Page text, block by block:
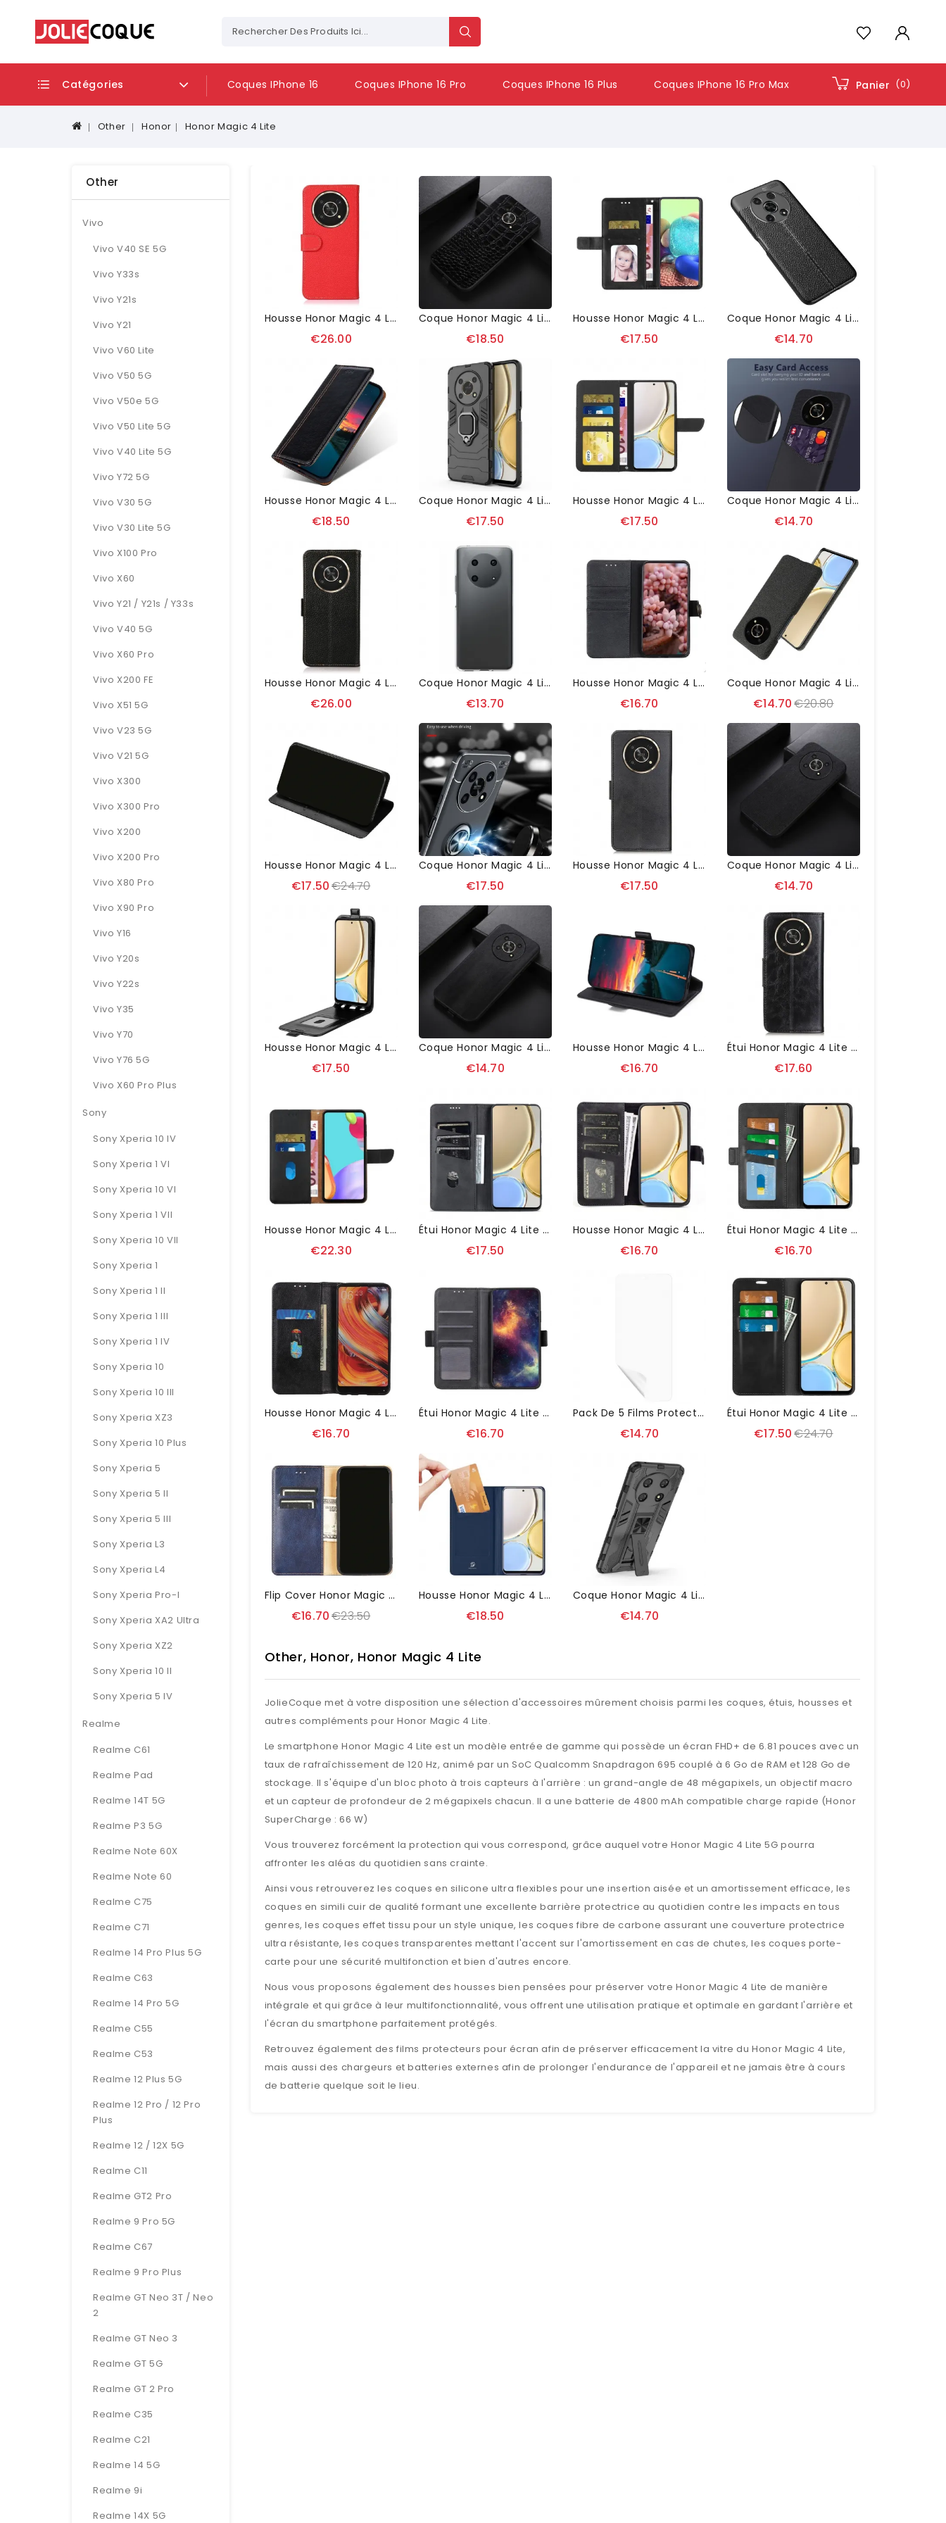
Panier (0)
Catégories Coques IPhone 16 Coques IPhone 16 Pro Coques IPhone 16 Plus Coques IPhone 16 Pro Max
Other Honor Honor Magic 4 Lite
Other
Vivo
Vivo V40 SE 5G
Vivo Y33s
Vivo Y21s
Vivo Y21
Vivo V60 Lite
Vivo V50 5G
Vivo V50e 5G
Vivo V50 Lite 5G
Vivo V40 Lite 5G
Vivo Y72 5G
Vivo V30 5G
Vivo V30 Lite 5G
Vivo X100 Pro
Vivo X60
Vivo Y21 / Y21s / Y33s
Vivo V40 5G
Vivo X60 Pro
Vivo X200 FE
Vivo X51 5G
Vivo V23 5G
Vivo V21 5G
Vivo X300
Vivo X300 Pro
Vivo X200
Vivo X200 Pro
Vivo X80 Pro
Vivo X90 Pro
Vivo Y16
Vivo Y20s
Vivo Y22s
Vivo Y35
Vivo Y70
Vivo Y76 5G
Vivo X60 Pro Plus
Sony
Sony Xperia 10 IV
Sony Xperia 1 VI
Sony Xperia 10 VI
Sony Xperia 1 VII
Sony Xperia 10 VII
Sony Xperia 1
Sony Xperia 1 II
Sony Xperia 1 III
Sony Xperia 1 IV
Sony Xperia 10
Sony Xperia 10 III
Sony Xperia XZ3
Sony Xperia 10 Plus
Sony Xperia 5
Sony Xperia 5 II
Sony Xperia 5 III
Sony Xperia L3
Sony Xperia L4
Sony Xperia Pro-I
Sony Xperia XA2 Ultra
Sony Xperia XZ2
Sony Xperia 10 II
Sony Xperia 5 IV
Realme
Realme C61
Realme Pad
Realme 14T 5G
Realme P3 5G
Realme Note 60X
Realme Note 60
Realme C75
Realme C71
Realme 14 Pro Plus 5G
Realme C63
Realme 14 Pro 5G
Realme C55
Realme C53
Realme 12 Plus 5G
Realme 12 Pro / 12 Pro
Plus
Realme 12 / 12X 5G
Realme C11
Realme GT2 Pro
Realme 9 Pro 5G
Realme C67
Realme 9 Pro Plus
Realme GT Neo 3T / Neo
2
Realme GT Neo 3
Realme GT 5G
Realme GT 2 Pro
Realme C35
Realme C21
Realme 14 5G
Realme 9i
Realme 14X 5G
Housse Honor Magic 4 Lite 5G Cuir Grainé KHAZNEH
€26.00
Coque Honor Magic 4 Lite 5G Colette Cuir Effet Croco
€18.50
Housse Honor Magic 4 Lite 5G Effet Cuir Y Lines
€17.50
Coque Honor Magic 4 Lite 5G Flexible Finition Grainé
€14.70
Housse Honor Magic 4 Lite 5G Flip Folio Coutures
€18.50
Coque Honor Magic 4 Lite 5G La Bélinda Ultra Protectrice
€17.50
Housse Honor Magic 4 Lite 5G Illustration Papillon Et Fleurs
€17.50
Coque Honor Magic 4 Lite 5G Olympus Effet Cuir
€14.70
Housse Honor Magic 4 Lite 5G KHAZNEH Cuir Grainé First
€26.00
Coque Honor Magic 4 Lite 5G Prem's Transparente
€13.70
Housse Honor Magic 4 Lite 5G KHAZNEH Imitation Cuir
€16.70
Coque Honor Magic 4 Lite 5G Revêtement Tissu
€14.70€20.80
Housse Honor Magic 4 Lite 5G LÉA Premium
€17.50€24.70
Coque Honor Magic 4 Lite 5G Silicone Avec Support Rotatif
€17.50
Housse Honor Magic 4 Lite 5G Marius Effet Cuir Mat
€17.50
Coque Honor Magic 4 Lite 5G Simili Cuir Effet Écorce
€14.70
Housse Honor Magic 4 Lite 5G Simili Cuir Avec Rabat Verticale
€17.50
Coque Honor Magic 4 Lite 5G Style Bois
€14.70
Housse Honor Magic 4 Lite 5G Simili Cuir Minimalist Business
€16.70
Étui Honor Magic 4 Lite 5G Edouard Simili Cuir Classique
€17.60
Housse Honor Magic 4 Lite 5G Smooth Touch Cuir
€22.30
Étui Honor Magic 4 Lite 5G Portefeuille AZNS Simili Cuir
€17.50
Housse Honor Magic 4 Lite 5G Stand Folio Bicolore
€16.70
Étui Honor Magic 4 Lite 5G Portefeuille Revêtement Simili Cuir Mat
€16.70
Housse Honor Magic 4 Lite 5G Sylvestre Simili Cuir
€16.70
Étui Honor Magic 4 Lite 5G Portefeuille Revêtement Simili Cuir Mat
€16.70
Pack De 5 Films Protecteurs Pour Honor Magic 4 Lite 5G
€14.70
Étui Honor Magic 4 Lite 5G Simili Cuir Fonction Stand
€17.50€24.70
Flip Cover Honor Magic 4 Lite 5G PURE Simili Cuir
€16.70€23.50
Housse Honor Magic 4 Lite 5G Business Effet Satiné
€18.50
Coque Honor Magic 4 Lite 5G Armor Series Support
€14.70
Other, Honor, Honor Magic 4 Lite
JolieCoque met à votre disposition une sélection d'accessoires mûrement choisis parmi les coques, étuis, housses et
autres compléments pour Honor Magic 4 Lite.
Le smartphone Honor Magic 4 Lite est un modèle entrée de gamme qui possède un écran FHD+ de 6.81 pouces avec un
taux de rafraîchissement de 120 Hz, animé par un SoC Qualcomm Snapdragon 695 couplé à 6 Go de RAM et 128 Go de
stockage. Il s'équipe d'un bloc photo à trois capteurs à l'arrière : un grand-angle de 48 mégapixels, un objectif macro
et un capteur de profondeur de 2 mégapixels chacun. Il a une batterie de 4800 mAh compatible charge rapide (Honor
SuperCharge : 66 W)
Vous trouverez forcément la protection qui vous correspond, grâce auquel votre Honor Magic 4 Lite 5G pourra
affronter les aléas du quotidien sans crainte.
Ainsi vous retrouverez les coques en silicone ultra flexibles pour une insertion aisée et un amortissement efficace, les
coques en simili cuir de qualité formant une excellente barrière protectrice au quotidien contre les impacts en tous
genres, les coques effet tissu pour un style unique, les coques fibre de carbone assurant une couverture protectrice
ultra résistante, les coques transparentes mettant l'accent sur l'amortissement en cas de chutes, les coques porte-
carte pour une sécurité multifonction et bien d'autres encore.
Nous vous proposons également des housses bien pensées pour préserver votre Honor Magic 4 Lite de manière
intégrale et qui grâce à leur multifonctionnalité, vous offrent une utilisation pratique et optimale en gardant l'arrière et
l'écran du smartphone parfaitement protégés.
Retrouvez également des films protecteurs pour écran afin de préserver efficacement la vitre du Honor Magic 4 Lite,
mais aussi des chargeurs et batteries externes afin de prolonger l'endurance de l'appareil et ne jamais être à cours
de batterie quelque soit le lieu.